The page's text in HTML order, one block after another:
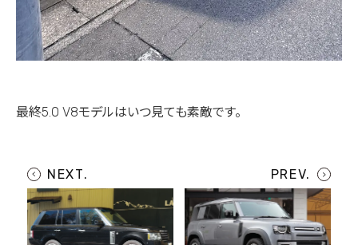
最終5.0 V8モデルはいつ見ても素敵です。